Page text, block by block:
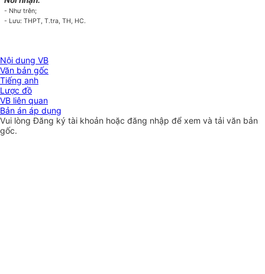
- Như trên;
- Lưu: THPT, T.tra, TH, HC.
Nội dung VB
Văn bản gốc
Tiếng anh
Lược đồ
VB liên quan
Bản án áp dụng
Vui lòngĐăng ký tài khoản hoặc đăng nhập để xem và tải văn bản
gốc.